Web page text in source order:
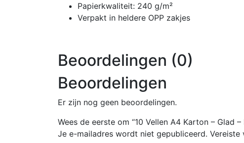
Papierkwaliteit: 240 g/m²
Verpakt in heldere OPP zakjes
Beoordelingen (0)
Beoordelingen
Er zijn nog geen beoordelingen.
Wees de eerste om “10 Vellen A4 Karton – Glad
Je e-mailadres wordt niet gepubliceerd. Vereiste